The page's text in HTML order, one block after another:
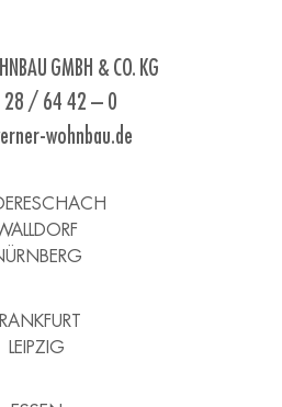
GMBH & CO. KG
28 / 64 42 – 0
wohnbau.de
LEIPZIG